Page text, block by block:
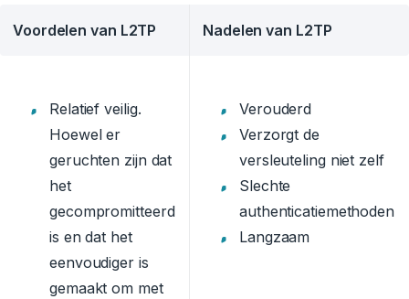
Voordelen van L2TP Nadelen van L2TP
Relatief veilig.
Hoewel er
geruchten zijn dat
het
gecompromitteerd
is en dat het
eenvoudiger is
gemaakt om met
Verouderd
Verzorgt de
versleuteling niet zelf
Slechte
authenticatiemethoden
Langzaam